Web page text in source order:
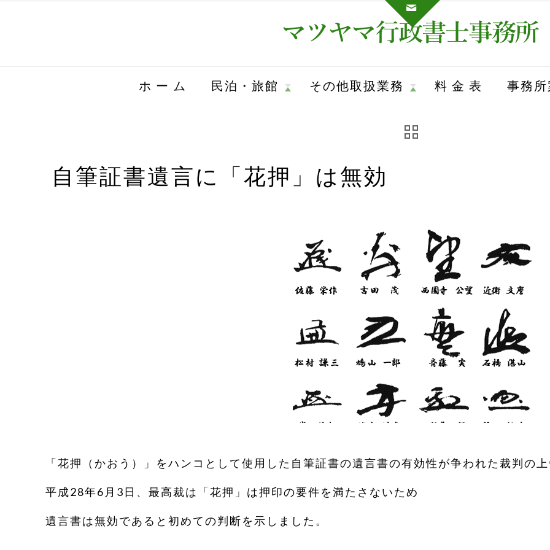
ホ ー ム 民泊・旅館 その他取扱業務 料 金 表 事務
自筆証書遺言に「花押」は無効
「花押（かおう）」をハンコとして使用した自筆証書の遺言書の有効性が争われた裁判の
平成28年6月3日、最高裁は「花押」は押印の要件を満たさないため
遺言書は無効であると初めての判断を示しました。